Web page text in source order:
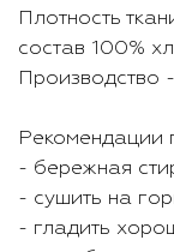
Плотность
состав 100%
Производство
Рекомендации
- бережная
- сушить на
- гладить